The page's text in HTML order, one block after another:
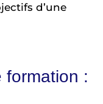
d’une
formation :